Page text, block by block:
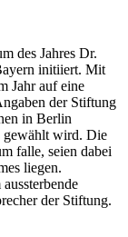
des Jahres Dr.
initiiert. Mit
Jahr auf eine
der Stiftung
in Berlin
gewählt wird. Die
falle, seien dabei
liegen.
der Stiftung.